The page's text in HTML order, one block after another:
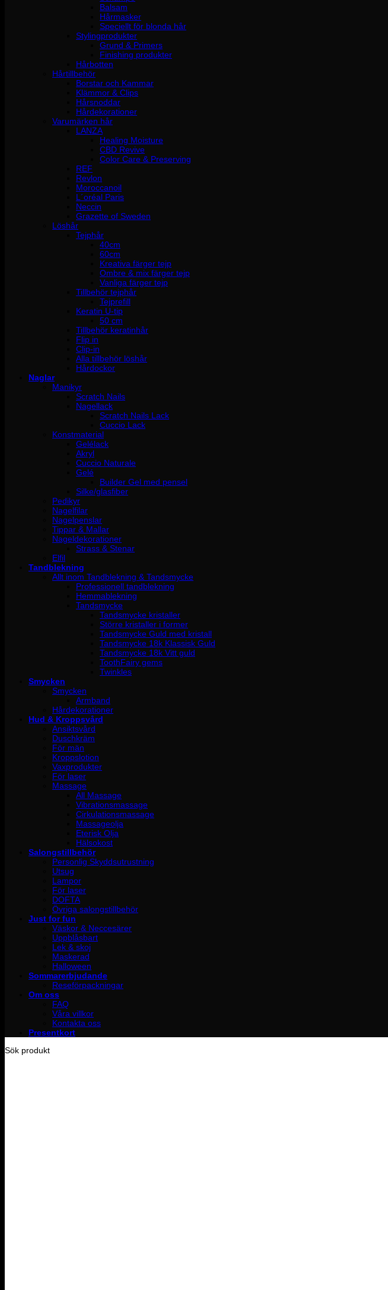
Balsam
Hårmasker
Speciellt för blonda hår
Stylingprodukter
Grund & Primers
Finishing produkter
Hårbotten
Hårtillbehör
Borstar och Kammar
Klämmor & Clips
Hårsnoddar
Hårdekorationer
Varumärken hår
LANZA
Healing Moisture
CBD Revive
Color Care & Preserving
REF
Revlon
Moroccanoil
L´oréal Paris
Neccin
Grazette of Sweden
Löshår
Tejphår
40cm
60cm
Kreativa färger tejp
Ombre & mix färger tejp
Vanliga färger tejp
Tillbehör tejphår
Tejprefill
Keratin U-tip
50 cm
Tillbehör keratinhår
Flip in
Clip-in
Alla tillbehör löshår
Hårdockor
Naglar
Manikyr
Scratch Nails
Nagellack
Scratch Nails Lack
Cuccio Lack
Konstmaterial
Gelélack
Akryl
Cuccio Naturale
Gelé
Builder Gel med pensel
Silke/glasfiber
Pedikyr
Nagelfilar
Nagelpenslar
Tippar & Mallar
Nageldekorationer
Strass & Stenar
Elfil
Tandblekning
Allt inom Tandblekning & Tandsmycke
Professionell tandblekning
Hemmablekning
Tandsmycke
Tandsmycke kristaller
Större kristaller i former
Tandsmycke Guld med kristall
Tandsmycke 18k Klassisk Guld
Tandsmycke 18k Vitt guld
ToothFairy gems
Twinkles
Smycken
Smycken
Armband
Hårdekorationer
Hud & Kroppsvård
Ansiktsvård
Duschkräm
För män
Kroppslotion
Vaxprodukter
För laser
Massage
All Massage
Vibrationsmassage
Cirkulationsmassage
Massageolja
Eterisk Olja
Hälsokost
Salongstillbehör
Personlig Skyddsutrustning
Utsug
Lampor
För laser
DOFTA
Övriga salongstillbehör
Just for fun
Väskor & Neccesärer
Uppblåsbart
Lek & skoj
Maskerad
Halloween
Sommarerbjudande
Reseförpackningar
Om oss
FAQ
Våra villkor
Kontakta oss
Presentkort
Sök produkt